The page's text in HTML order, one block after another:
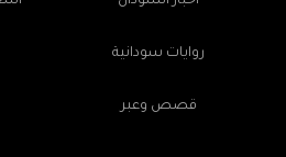
روايات سودانية
قصص وعبر